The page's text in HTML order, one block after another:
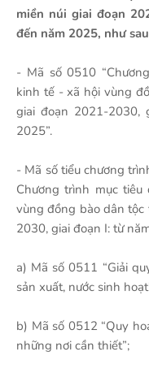
miền núi giai đoạn
đến năm 2025, như
- Mã số 0510
kinh tế - xã hội vùng
giai đoạn 2021-2030,
2025”.
- Mã số tiểu chương
Chương trình mục
vùng đồng bào dân
2030, giai đoạn I: từ
a) Mã số 0511 “Giải
sản xuất, nước sinh
b) Mã số 0512 “Quy
những nơi cần thiết”;